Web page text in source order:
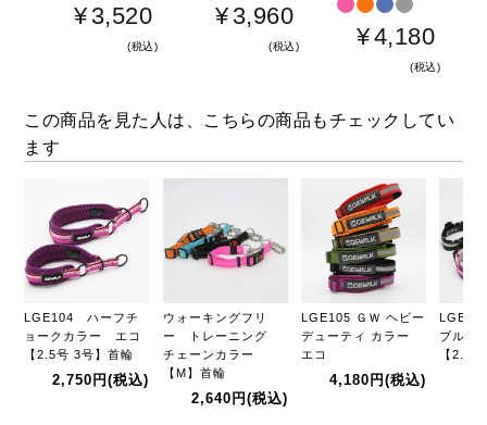
¥ 3,520
税込
¥ 3,960
税込 ¥4,180
税込
この商品を見た人は、こちらの商品もチェックしてい
ます
LGE104 ハーフチ
ョークカラー エコ
【2.5号 3号】首輪
2,750円(税込)
ウォーキングフリ
ー トレーニング
チェーンカラー
【M】首輪
2,640円(税込)
LGE105 ＧＷ ヘビー
デューティ カラー
エコ
4,180円(税込)
ブルカ
【2.5